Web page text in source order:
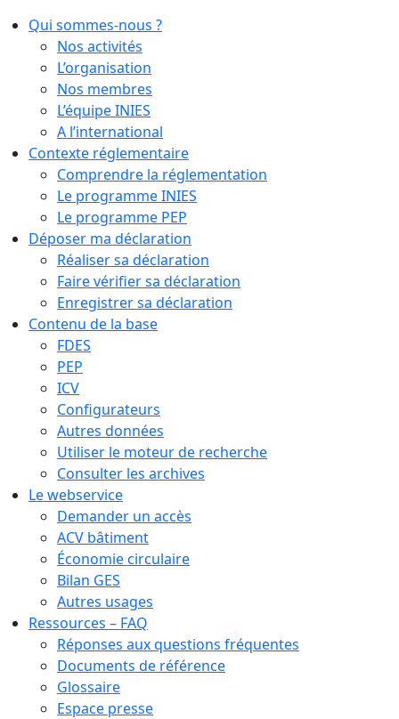
Qui sommes-nous ?
Nos activités
L’organisation
Nos membres
L’équipe INIES
A l’international
Contexte réglementaire
Comprendre la réglementation
Le programme INIES
Le programme PEP
Déposer ma déclaration
Réaliser sa déclaration
Faire vérifier sa déclaration
Enregistrer sa déclaration
Contenu de la base
FDES
PEP
ICV
Configurateurs
Autres données
Utiliser le moteur de recherche
Consulter les archives
Le webservice
Demander un accès
ACV bâtiment
Économie circulaire
Bilan GES
Autres usages
Ressources – FAQ
Réponses aux questions fréquentes
Documents de référence
Glossaire
Espace presse